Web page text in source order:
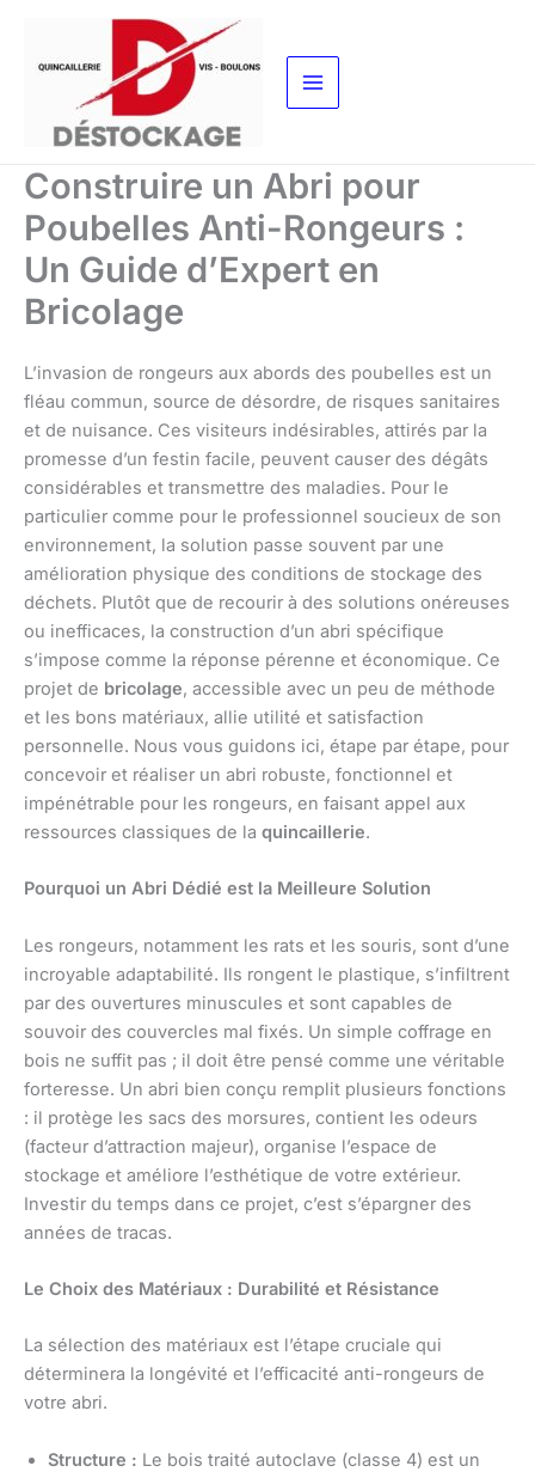
contenu
Construire un Abri pour
Poubelles Anti-Rongeurs :
Un Guide d’Expert en
Bricolage
L’invasion de rongeurs aux abords des poubelles est un
fléau commun, source de désordre, de risques sanitaires
et de nuisance. Ces visiteurs indésirables, attirés par la
promesse d’un festin facile, peuvent causer des dégâts
considérables et transmettre des maladies. Pour le
particulier comme pour le professionnel soucieux de son
environnement, la solution passe souvent par une
amélioration physique des conditions de stockage des
déchets. Plutôt que de recourir à des solutions onéreuses
ou inefficaces, la construction d’un abri spécifique
s’impose comme la réponse pérenne et économique. Ce
projet de bricolage, accessible avec un peu de méthode
et les bons matériaux, allie utilité et satisfaction
personnelle. Nous vous guidons ici, étape par étape, pour
concevoir et réaliser un abri robuste, fonctionnel et
impénétrable pour les rongeurs, en faisant appel aux
ressources classiques de la quincaillerie.
Pourquoi un Abri Dédié est la Meilleure Solution
Les rongeurs, notamment les rats et les souris, sont d’une
incroyable adaptabilité. Ils rongent le plastique, s’infiltrent
par des ouvertures minuscules et sont capables de
souvoir des couvercles mal fixés. Un simple coffrage en
bois ne suffit pas ; il doit être pensé comme une véritable
forteresse. Un abri bien conçu remplit plusieurs fonctions
: il protège les sacs des morsures, contient les odeurs
(facteur d’attraction majeur), organise l’espace de
stockage et améliore l’esthétique de votre extérieur.
Investir du temps dans ce projet, c’est s’épargner des
années de tracas.
Le Choix des Matériaux : Durabilité et Résistance
La sélection des matériaux est l’étape cruciale qui
déterminera la longévité et l’efficacité anti-rongeurs de
votre abri.
Structure : Le bois traité autoclave (classe 4) est un